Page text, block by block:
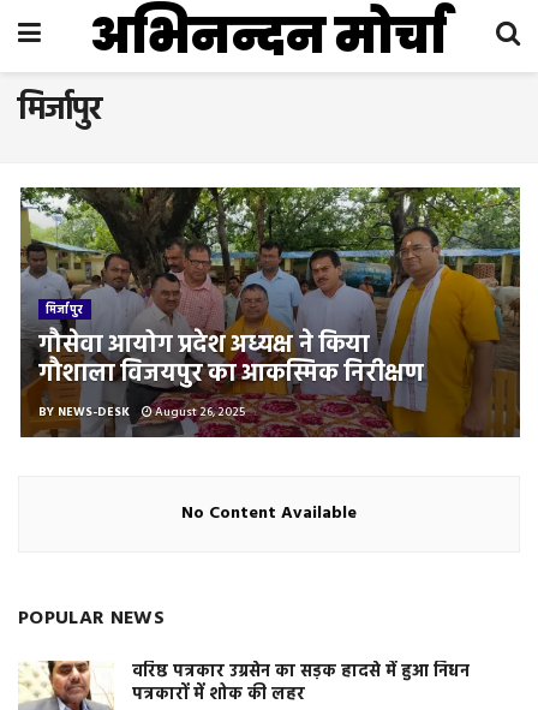
अभिनन्दन मोर्चा
मिर्जापुर
मिर्जापुर
गौसेवा आयोग प्रदेश अध्यक्ष ने किया
गौशाला विजयपुर का आकस्मिक निरीक्षण
BY NEWS-DESK August 26, 2025
No Content Available
POPULAR NEWS
वरिष्ठ पत्रकार उग्रसेन का सड़क हादसे में हुआ निधन
पत्रकारों में शोक की लहर